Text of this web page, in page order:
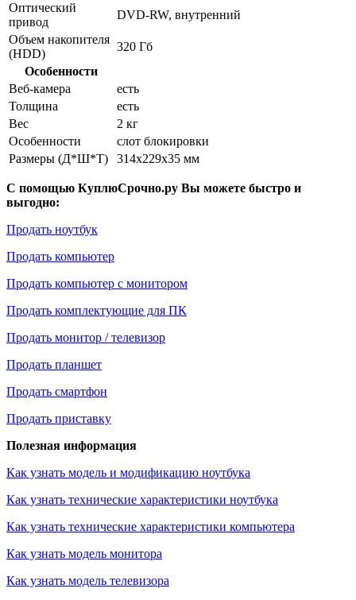
Оптический
привод
DVD-RW, внутренний
Объем накопителя
(HDD)
320 Гб
Особенности
Веб-камера
есть
Толщина
есть
Вес
2 кг
Особенности
слот блокировки
Размеры (Д*Ш*Т)
314x229x35 мм
С помощью КуплюСрочно.ру Вы можете быстро и
выгодно:
Продать ноутбук
Продать компьютер
Продать компьютер с монитором
Продать комплектующие для ПК
Продать монитор / телевизор
Продать планшет
Продать смартфон
Продать приставку
Полезная информация
Как узнать модель и модификацию ноутбука
Как узнать технические характеристики ноутбука
Как узнать технические характеристики компьютера
Как узнать модель монитора
Как узнать модель телевизора